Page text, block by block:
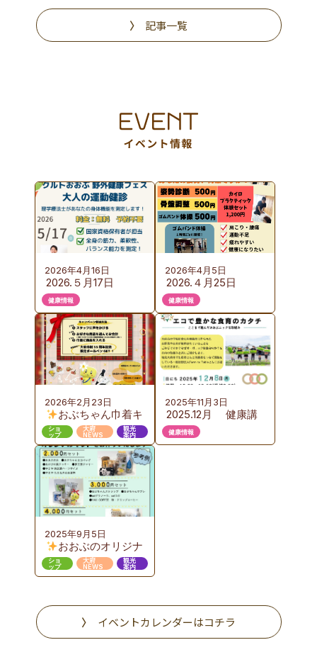
記事一覧
2026年4月16日
2026.５月17日
（日）KURUTOおお
ぶ 野外健康フェス
のご案内
健康情報
2026年4月5日
2026.４月25日
（土）カイロプラク
ティック体験会の
ご案内
健康情報
2026年2月23日
おぶちゃん巾着キ
ャンペーン 第３弾
ショ
ップ
大府
NEWS
観光
案内
2025年11月3日
2025.12月 健康講
座のご案内 『お
いしい給食から始め
健康情報
2025年9月5日
おおぶのオリジナ
ルギフト販売
ショ
ップ
大府
NEWS
観光
案内
イベントカレンダーはコチラ